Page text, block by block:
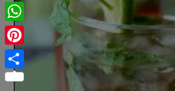
Facebook
WhatsApp
Pinterest
Share